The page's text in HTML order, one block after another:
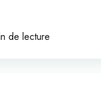
de lecture